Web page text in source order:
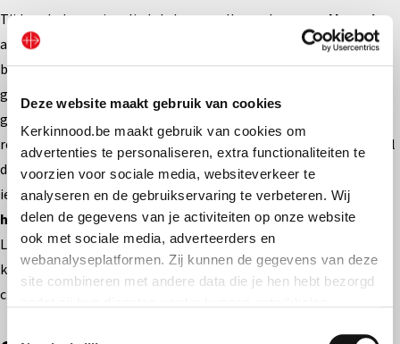
Deze website maakt gebruik van cookies
Kerkinnood.be maakt gebruik van cookies om
advertenties te personaliseren, extra functionaliteiten te
voorzien voor sociale media, websiteverkeer te
analyseren en de gebruikservaring te verbeteren. Wij
delen de gegevens van je activiteiten op onze website
ook met sociale media, adverteerders en
webanalyseplatformen. Zij kunnen de gegevens van deze
site combineren met andere data die je hen hebt bezorgd
Tijdens het openingslied staken we allemaal eenrood kaarsje
aan dat we als teken van spirituele solidariteit naar voren
brachten. Tijdens delezinghoorden we dat ook de apostelen
gevangen gezet werden en verbod kregen om nog over hun
geloof te spreken. Helaas is dit eeuwen later nog steeds de
realiteit. Het evangelieverhaal
vertelde ons over de graankorrel
die moet sterven om nieuw leven voort te brengen en dat als
iemand Jezus dient, de Vader hem zal eren. Delitanie van alle
heiligen en in het bijzonder de martelarenwerd gezongen.
Laten we hopen dat door dit gebed terug wat meer vrede mag
komen over de wereld, in het bijzonder voor de vervolgde
christenen. (Jos Collaer)